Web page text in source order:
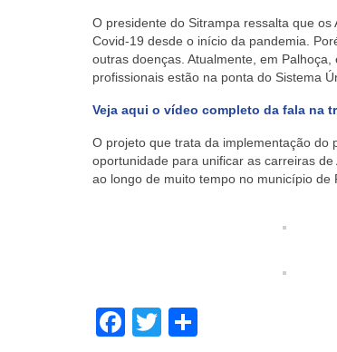
O presidente do Sitrampa ressalta que
Covid-19 desde o início da pandemia.
outras doenças. Atualmente, em
profissionais estão na ponta do Sistema
Veja aqui o vídeo completo da fala na
O projeto que trata da implementação do
oportunidade para unificar as carreiras
ao longo de muito tempo no município de
Facebook
Twitter